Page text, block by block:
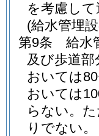
を考慮し
(給水管埋
第9条
給水
及び歩道
おいては
おいては
らない。
りでない。